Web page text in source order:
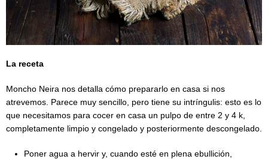
La receta
Moncho Neira nos detalla cómo prepararlo en casa si nos
atrevemos. Parece muy sencillo, pero tiene su intríngulis: esto es lo
que necesitamos para cocer en casa un pulpo de entre 2 y 4 k,
completamente limpio y congelado y posteriormente descongelado.
Poner agua a hervir y, cuando esté en plena ebullición,